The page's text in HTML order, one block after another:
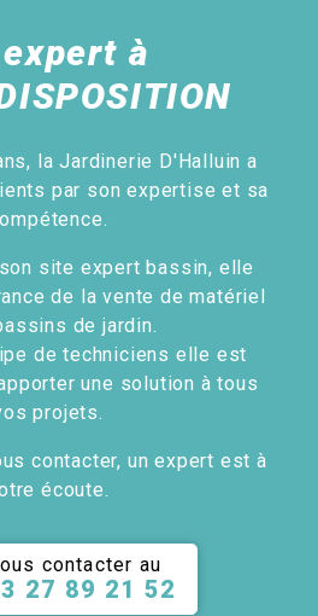
expert à
la Jardinerie D'Halluin a
par son expertise et sa
site expert bassin, elle
de la vente de matériel
de jardin.
de techniciens elle est
une solution à tous
projets.
contacter, un expert est à
écoute.
contacter au
27 89 21 52